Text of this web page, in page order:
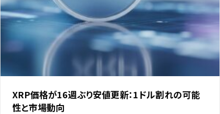
XRP価格が16週ぶり安値更新：1ドル割れの可能
性と市場動向